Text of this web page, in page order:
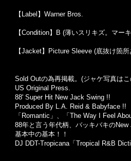
【Label】Warner Bros.
【Condition】B (薄いスリキズ。マー
【Jacket】Picture Sleeve (底抜け箇
Sold Outの為再掲載。(ジャケ写真は
US Original Press.
88' Super Hit New Jack Swing !!
Produced By L.A. Reid & Babyface !!
「Romantic」、「The Way I Feel
88年と言う年代柄、バッキバキの
基本中の基本！！
DJ DDT-Tropicana「Tropical R&B